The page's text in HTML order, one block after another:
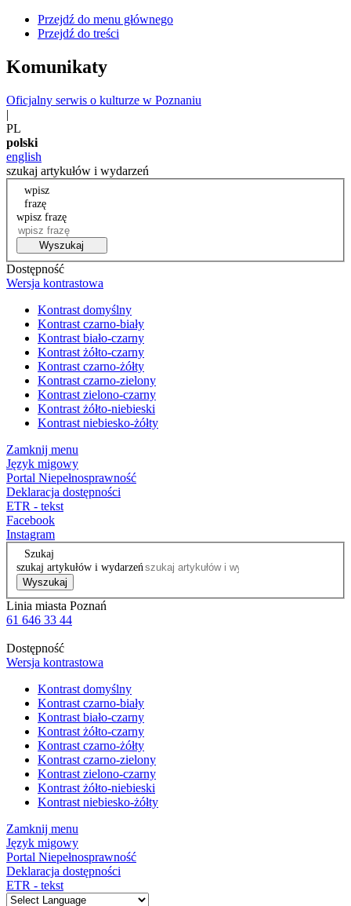
Przejdź do menu głównego
Przejdź do treści
Komunikaty
Oficjalny serwis o kulturze w Poznaniu
|
PL
polski
english
szukaj artykułów i wydarzeń
wpisz
frazę
wpisz frazę
Wyszukaj
Dostępność
Wersja kontrastowa
Kontrast domyślny
Kontrast czarno-biały
Kontrast biało-czarny
Kontrast żółto-czarny
Kontrast czarno-żółty
Kontrast czarno-zielony
Kontrast zielono-czarny
Kontrast żółto-niebieski
Kontrast niebiesko-żółty
Zamknij menu
Język migowy
Portal Niepełnosprawność
Deklaracja dostępności
ETR - tekst
Facebook
Instagram
Szukaj
szukaj artykułów i wydarzeń
Wyszukaj
Linia miasta Poznań
61 646 33 44
Dostępność
Wersja kontrastowa
Kontrast domyślny
Kontrast czarno-biały
Kontrast biało-czarny
Kontrast żółto-czarny
Kontrast czarno-żółty
Kontrast czarno-zielony
Kontrast zielono-czarny
Kontrast żółto-niebieski
Kontrast niebiesko-żółty
Zamknij menu
Język migowy
Portal Niepełnosprawność
Deklaracja dostępności
ETR - tekst